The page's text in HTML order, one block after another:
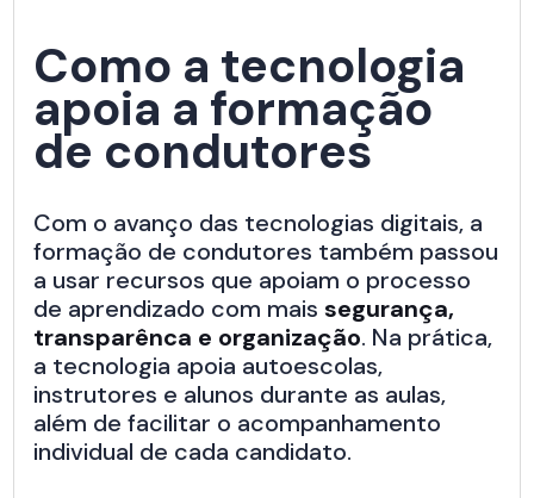
Como a tecnologia
apoia a formação
de condutores
Com o avanço das tecnologias digitais, a
formação de condutores também passou
a usar recursos que apoiam o processo
de aprendizado com mais segurança,
transparênca e organização. Na prática,
a tecnologia apoia autoescolas,
instrutores e alunos durante as aulas,
além de facilitar o acompanhamento
individual de cada candidato.